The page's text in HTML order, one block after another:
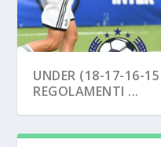
UNDER (18-17-16-
REGOLAMENTI ...